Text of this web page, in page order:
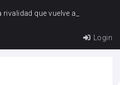
que vuelve a cruzarse
Login